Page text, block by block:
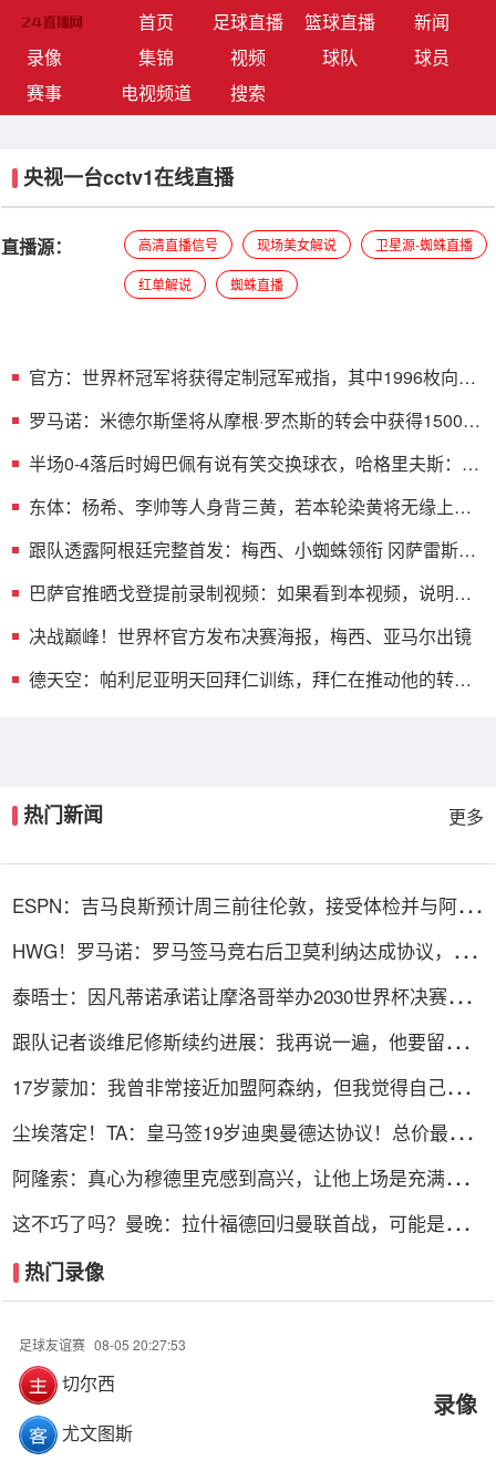
首页(current)足球直播 篮球直播
新闻
录像
集锦 视频 球队
球员
赛事
电视频道 搜索
央视一台cctv1在线直播
直播源： 高清直播信号 现场美女解说 卫星源-蜘蛛直播
红单解说 蜘蛛直播
官方：世界杯冠军将获得定制冠军戒指，其中1996枚向全
罗马诺：米德尔斯堡将从摩根·罗杰斯的转会中获得1500万
半场0-4落后时姆巴佩有说有笑交换球衣，哈格里夫斯：这
东体：杨希、李帅等人身背三黄，若本轮染黄将无缘上海
跟队透露阿根廷完整首发：梅西、小蜘蛛领衔 冈萨雷斯
巴萨官推晒戈登提前录制视频：如果看到本视频，说明我
决战巅峰！世界杯官方发布决赛海报，梅西、亚马尔出镜
德天空：帕利尼亚明天回拜仁训练，拜仁在推动他的转会
热门新闻 更多
ESPN：吉马良斯预计周三前往伦敦，接受体检并与阿森
HWG！罗马诺：罗马签马竞右后卫莫利纳达成协议，总
泰晤士：因凡蒂诺承诺让摩洛哥举办2030世界杯决赛，
跟队记者谈维尼修斯续约进展：我再说一遍，他要留下
17岁蒙加：我曾非常接近加盟阿森纳，但我觉得自己更适
尘埃落定！TA：皇马签19岁迪奥曼德达协议！总价最高
阿隆索：真心为穆德里克感到高兴，让他上场是充满情感
这不巧了吗？曼晚：拉什福德回归曼联首战，可能是对阿
热门录像
足球友谊赛 08-05 20:27:53
切尔西
尤文图斯
录像